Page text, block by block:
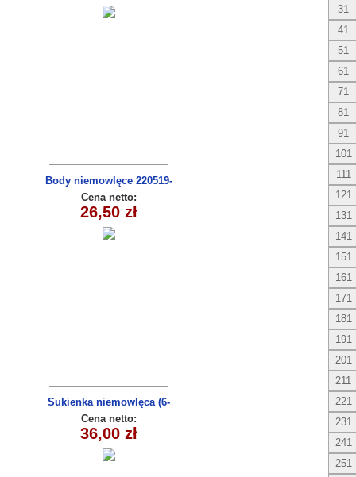
Body niemowlęce 220519-
14(56-74) 3szt
Cena netto:
26,50 zł
Sukienka niemowlęca (6-
36msc) C3009-1
Cena netto:
36,00 zł
31
41
51
61
71
81
91
101
111
121
131
141
151
161
171
181
191
201
211
221
231
241
251